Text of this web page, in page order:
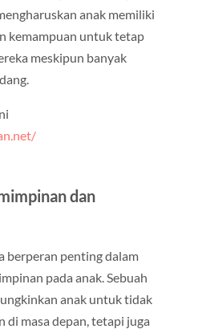
anak memiliki
kemampuan untuk tetap
meskipun banyak
dan
berperan penting dalam
pada anak. Sebuah
anak untuk tidak
di masa depan, tetapi juga